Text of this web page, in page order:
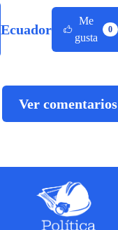
Ecuador
Me
gusta
0
Ver comentarios